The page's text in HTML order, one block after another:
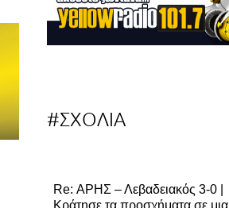
#ΣΧΟΛΙΑ
Re: ΑΡΗΣ – Λεβαδειακός 3-0 |